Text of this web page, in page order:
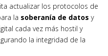
actualizar los protocolos de
la soberanía de datos y
cada vez más hostil y
la integridad de la